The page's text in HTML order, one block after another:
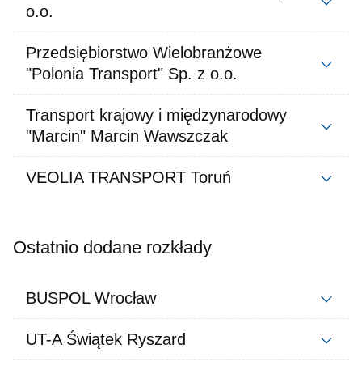
o.o.
Przedsiębiorstwo Wielobranżowe
"Polonia Transport" Sp. z o.o.
Transport krajowy i międzynarodowy
"Marcin" Marcin Wawszczak
VEOLIA TRANSPORT Toruń
Ostatnio dodane rozkłady
BUSPOL Wrocław
UT-A Świątek Ryszard